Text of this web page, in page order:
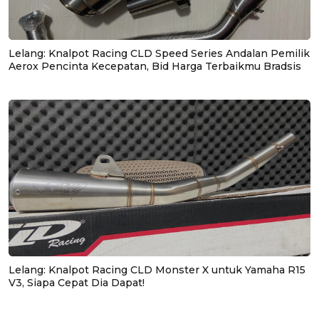
Lelang: Knalpot Racing CLD Speed Series Andalan Pemilik
Aerox Pencinta Kecepatan, Bid Harga Terbaikmu Bradsis
Lelang: Knalpot Racing CLD Monster X untuk Yamaha R15
V3, Siapa Cepat Dia Dapat!